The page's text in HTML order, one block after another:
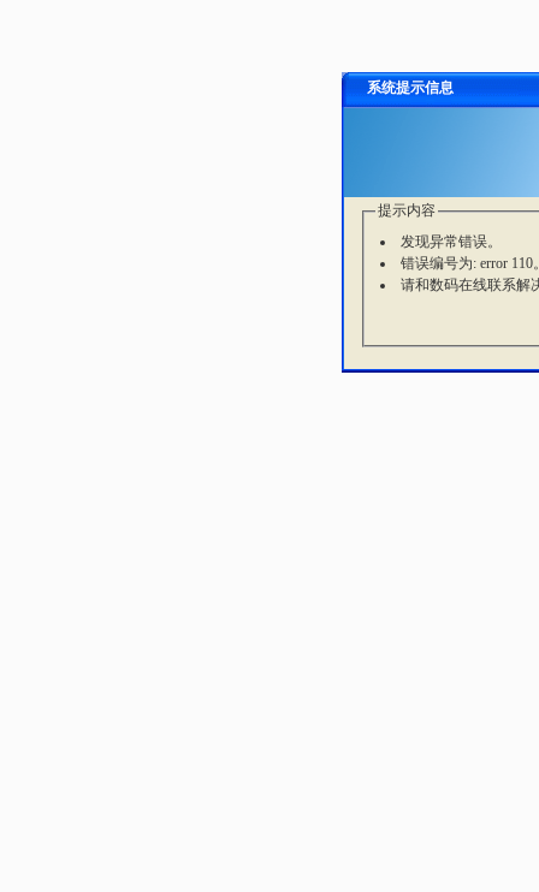
系统提示信息
提示内容
发现异常错误。
错误编号为: error 110
请和数码在线联系解